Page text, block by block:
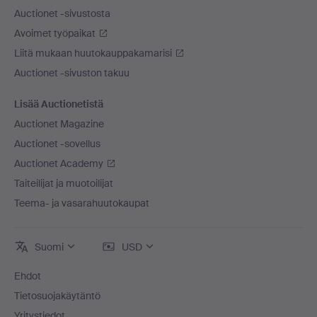
Auctionet -sivustosta
Avoimet työpaikat
Liitä mukaan huutokauppakamarisi
Auctionet -sivuston takuu
Lisää Auctionetistä
Auctionet Magazine
Auctionet -sovellus
Auctionet Academy
Taiteilijat ja muotoilijat
Teema- ja vasarahuutokaupat
Suomi USD
Ehdot
Tietosuojakäytäntö